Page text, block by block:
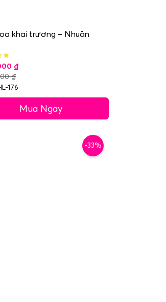
khai trương – Nhuận
₫
₫
176
Mua Ngay
-33%